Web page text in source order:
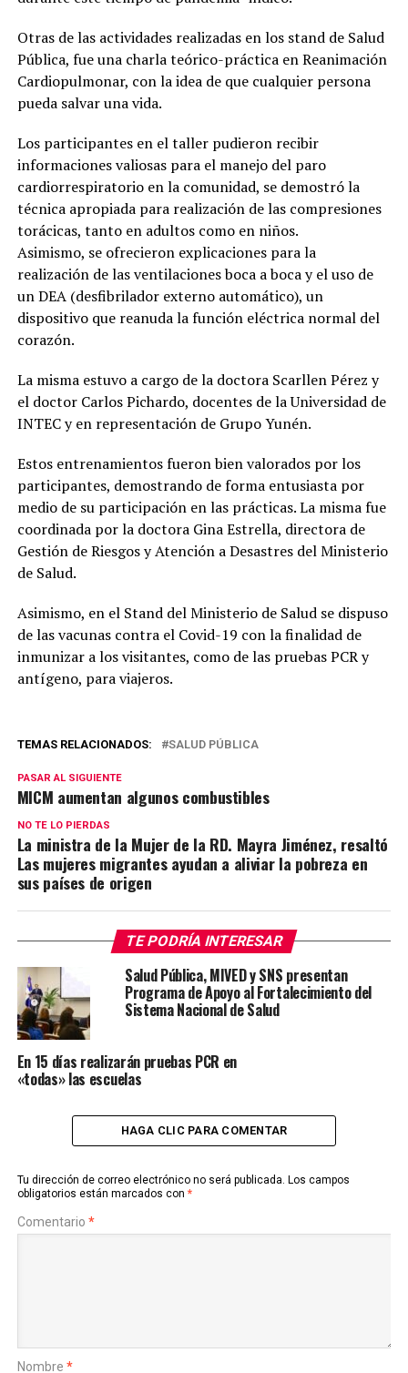
Otras de las actividades realizadas en los stand de Salud
Pública, fue una charla teórico-práctica en Reanimación
Cardiopulmonar, con la idea de que cualquier persona
pueda salvar una vida.
Los participantes en el taller pudieron recibir
informaciones valiosas para el manejo del paro
cardiorrespiratorio en la comunidad, se demostró la
técnica apropiada para realización de las compresiones
torácicas, tanto en adultos como en niños.
Asimismo, se ofrecieron explicaciones para la
realización de las ventilaciones boca a boca y el uso de
un DEA (desfibrilador externo automático), un
dispositivo que reanuda la función eléctrica normal del
corazón.
La misma estuvo a cargo de la doctora Scarllen Pérez y
el doctor Carlos Pichardo, docentes de la Universidad de
INTEC y en representación de Grupo Yunén.
Estos entrenamientos fueron bien valorados por los
participantes, demostrando de forma entusiasta por
medio de su participación en las prácticas. La misma fue
coordinada por la doctora Gina Estrella, directora de
Gestión de Riesgos y Atención a Desastres del Ministerio
de Salud.
Asimismo, en el Stand del Ministerio de Salud se dispuso
de las vacunas contra el Covid-19 con la finalidad de
inmunizar a los visitantes, como de las pruebas PCR y
antígeno, para viajeros.
TEMAS RELACIONADOS: SALUD PÚBLICA
PASAR AL SIGUIENTE
MICM aumentan algunos combustibles
NO TE LO PIERDAS
La ministra de la Mujer de la RD. Mayra Jiménez, resaltó
Las mujeres migrantes ayudan a aliviar la pobreza en
sus países de origen
TE PODRÍA INTERESAR
Salud Pública, MIVED y SNS presentan
Programa de Apoyo al Fortalecimiento del
Sistema Nacional de Salud
En 15 días realizarán pruebas PCR en
«todas» las escuelas
HAGA CLIC PARA COMENTAR
Tu dirección de correo electrónico no será publicada. Los campos
obligatorios están marcados con *
Comentario *
Nombre *